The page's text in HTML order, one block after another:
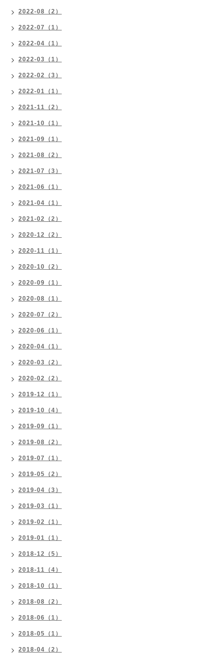
2022-08（2）
2022-07（1）
2022-04（1）
2022-03（1）
2022-02（3）
2022-01（1）
2021-11（2）
2021-10（1）
2021-09（1）
2021-08（2）
2021-07（3）
2021-06（1）
2021-04（1）
2021-02（2）
2020-12（2）
2020-11（1）
2020-10（2）
2020-09（1）
2020-08（1）
2020-07（2）
2020-06（1）
2020-04（1）
2020-03（2）
2020-02（2）
2019-12（1）
2019-10（4）
2019-09（1）
2019-08（2）
2019-07（1）
2019-05（2）
2019-04（3）
2019-03（1）
2019-02（1）
2019-01（1）
2018-12（5）
2018-11（4）
2018-10（1）
2018-08（2）
2018-06（1）
2018-05（1）
2018-04（2）